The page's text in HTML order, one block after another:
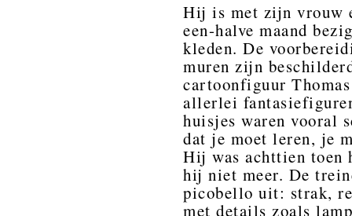
Hij is met zijn vrouw
een-halve maand
kleden. De
muren zijn
cartoonfiguur
allerlei
huisjes waren vooral
dat je moet leren, je
Hij was achttien toen
hij niet meer. De
picobello uit: strak,
met details zoals